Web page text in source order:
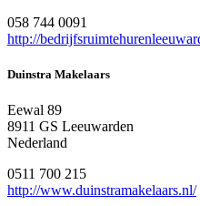
058 744 0091
http://
Duinstra Makelaars
Eewal 89
8911 GS Leeuwarden
Nederland
0511 700 215
http://www.duinstramakelaars.nl/